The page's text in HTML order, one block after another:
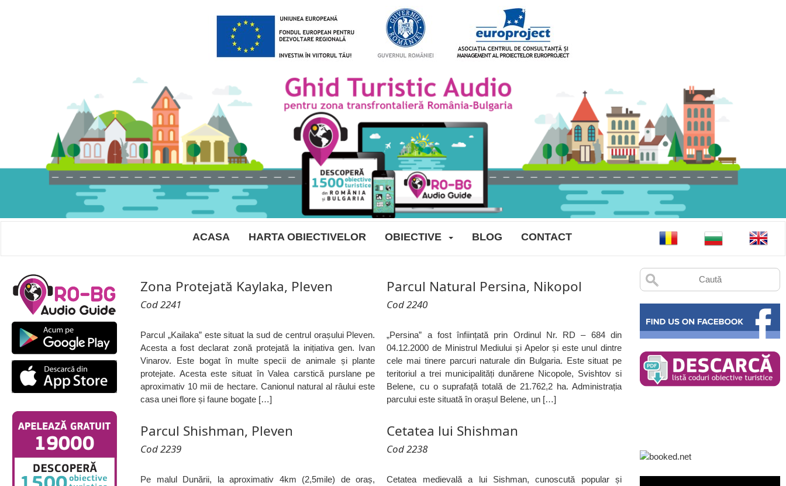
ACASA HARTA OBIECTIVELOR OBIECTIVE BLOG CONTACT
Zona Protejată Kaylaka, Pleven
Cod 2241
Parcul „Kailaka” este situat la sud de centrul orașului Pleven.
Acesta a fost declarat zonă protejată la inițiativa gen. Ivan
Vinarov. Este bogat în multe specii de animale și plante
protejate. Acesta este situat în Valea carstică purslane pe
aproximativ 10 mii de hectare. Canionul natural al râului este
casa unei flore și faune bogate […]
Parcul Natural Persina, Nikopol
Cod 2240
„Persina” a fost înființată prin Ordinul Nr. RD – 684 din
04.12.2000 de Ministrul Mediului și Apelor și este unul dintre
cele mai tinere parcuri naturale din Bulgaria. Este situat pe
teritoriul a trei municipalități dunărene Nicopole, Svishtov si
Belene, cu o suprafață totală de 21.762,2 ha. Administrația
parcului este situată în orașul Belene, un […]
Parcul Shishman, Pleven
Cod 2239
Pe malul Dunării, la aproximativ 4km (2,5mile) de oraș,
Cetatea lui Shishman
Cod 2238
Cetatea medievală a lui Sishman, cunoscută popular și